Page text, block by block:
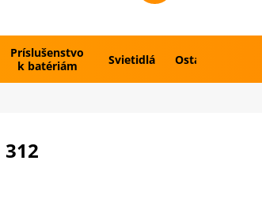
Príslušenstvo
k batériám
Svietidlá Ostatné